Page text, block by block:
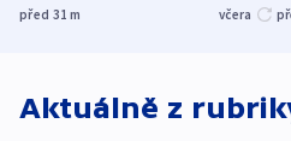
před 31m včera
Aktuálně z